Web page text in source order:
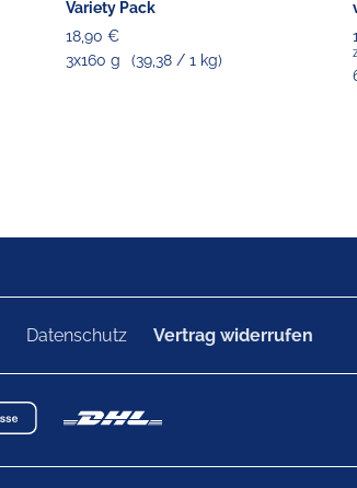
Variety Pack
18,90 €
3x160 g
(39,38 / 1 kg)
Datenschutz Vertrag widerrufen